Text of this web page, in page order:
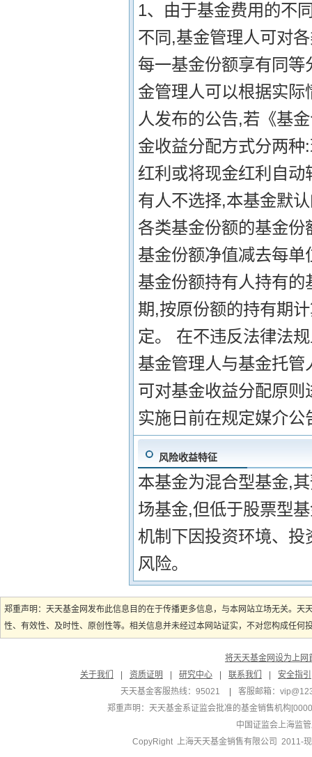
1、由于基金费用的不
不同,基金管理人可对
每一基金份额享有同
金管理人可以根据实
人发布的公告,若《基
金收益分配方式分两
红利或将现金红利自
有人不选择,本基金默
各类基金份额的基金
基金份额净值减去每
基金份额持有人持有
期,按原份额的持有期
定。 在不违反法律法
基金管理人与基金托
可对基金收益分配原
实施日前在规定媒介公
风险收益特征
本基金为混合型基金,
场基金,但低于股票型
机制下因投资环境、
风险。
郑重声明：天天基金网发布此信息目的在于传播更多信息，与本网站立场无关。
性、有效性、及时性、原创性等。相关信息并未经过本网站证实，不对您构成任
将天天基金网设为上网
关于我们
资质证明 研究中心 联系我们
安全指引
天天基金客服热线：95021
客服邮箱：
郑重声明： 天天基金系证监会批准的基金销售机构
中国证监会上海监
CopyRight 上海天天基金销售有限公司 2011-